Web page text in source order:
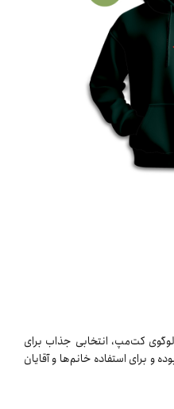
کت‌مپ، انتخابی جذاب برای
و برای استفاده خانم‌ها و آقایان